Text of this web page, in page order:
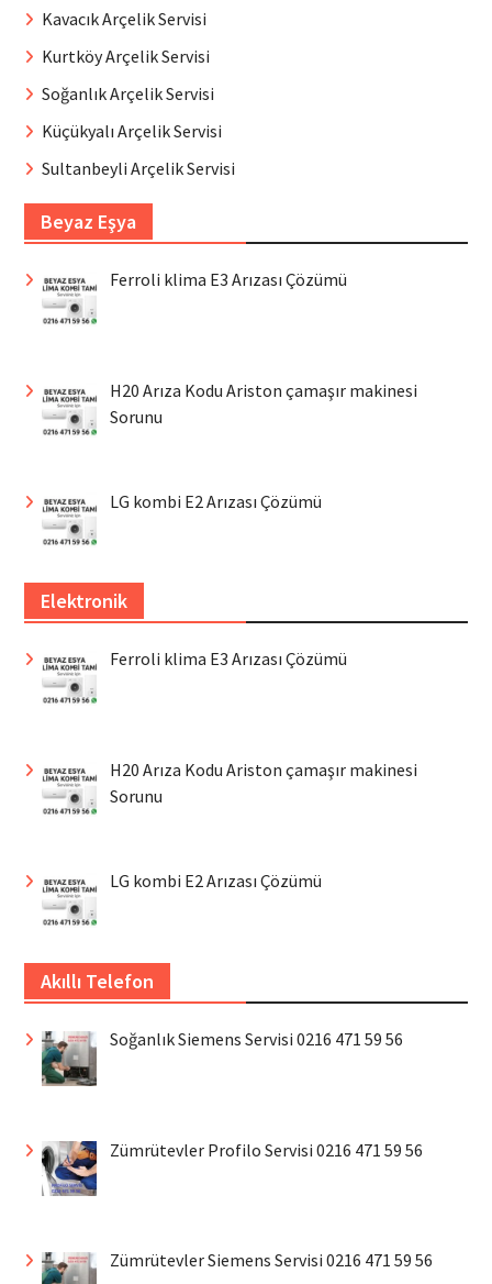
Kavacık Arçelik Servisi
Kurtköy Arçelik Servisi
Soğanlık Arçelik Servisi
Küçükyalı Arçelik Servisi
Sultanbeyli Arçelik Servisi
Beyaz Eşya
Ferroli klima E3 Arızası Çözümü
H20 Arıza Kodu Ariston çamaşır makinesi
Sorunu
LG kombi E2 Arızası Çözümü
Elektronik
Ferroli klima E3 Arızası Çözümü
H20 Arıza Kodu Ariston çamaşır makinesi
Sorunu
LG kombi E2 Arızası Çözümü
Akıllı Telefon
Soğanlık Siemens Servisi 0216 471 59 56
Zümrütevler Profilo Servisi 0216 471 59 56
Zümrütevler Siemens Servisi 0216 471 59 56